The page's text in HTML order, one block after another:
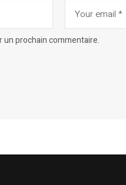
prochain commentaire.